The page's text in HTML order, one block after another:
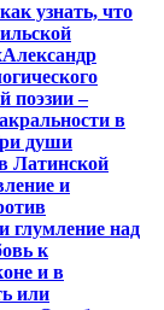
узнать, что
Александр
поэзии –
в
души
Латинской
и
глумление над
к
и в
или